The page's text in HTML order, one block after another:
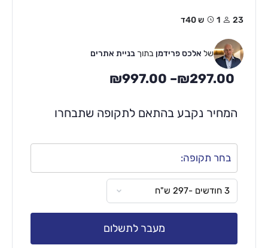
23 1ש 40ד
של אלכס פרידמן בתוך בניית אתרים
₪297.00
–
₪997.00
המחיר נקבע בהתאם לתקופה שתבחרו
בחר תקופה:
מעבר לתשלום